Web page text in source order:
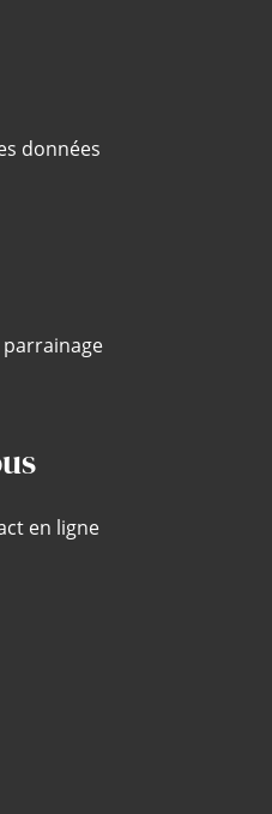
données
en ligne